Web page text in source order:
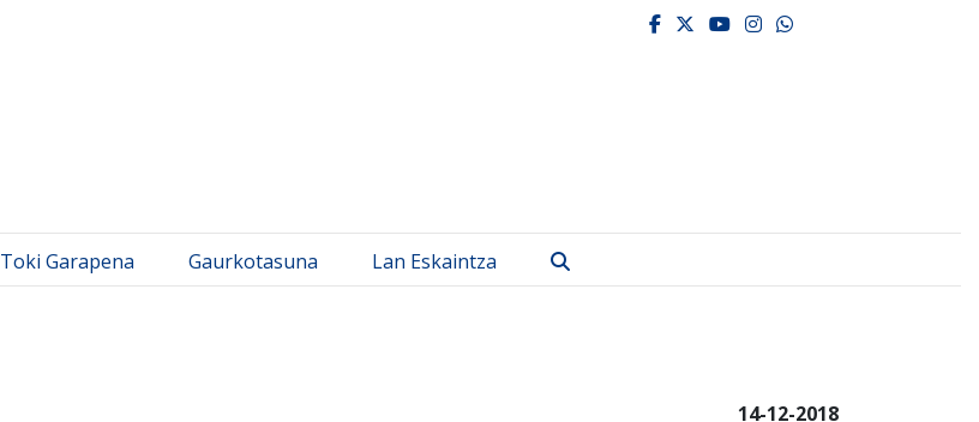
facebook
twitter
youtube
instagram
whatsapp
Toki Garapena Gaurkotasuna Lan Eskaintza
14-12-2018